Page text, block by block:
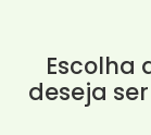
Escolha
deseja